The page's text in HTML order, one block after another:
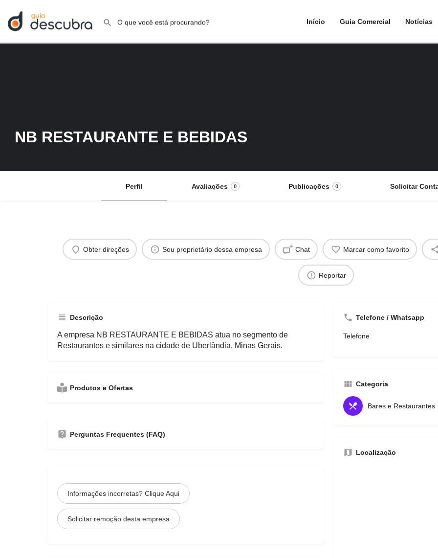
Início Guia Comercial Notícias
NB RESTAURANTE E BEBIDAS
Perfil Avaliações 0 Publicações 0 Solicitar
Obter direções Sou proprietário dessa empresa Chat Marcar como favorito
Reportar
Descrição
A empresa NB RESTAURANTE E BEBIDAS atua no segmento de
Restaurantes e similares na cidade de Uberlândia, Minas Gerais.
Produtos e Ofertas
Perguntas Frequentes (FAQ)
Informações incorretas? Clique Aqui
Solicitar remoção desta empresa
Telefone / Whatsapp
Telefone
Categoria
Bares e Restaurantes
Localização